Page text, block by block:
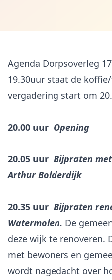
Agenda Dorpsoverleg
19.30uur staat de
vergadering start om
20.00 uur Opening
20.05 uur Bijpraten
Arthur Bolderdijk
20.35 uur Bijpraten
Watermolen. De
deze wijk te renoveren.
met bewoners en
wordt nagedacht over